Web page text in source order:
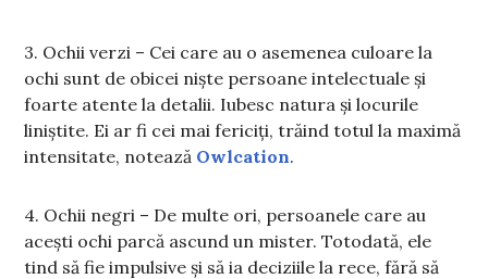
3. Ochii verzi – Cei care au o asemenea culoare la
ochi sunt de obicei niște persoane intelectuale și
foarte atente la detalii. Iubesc natura și locurile
liniștite. Ei ar fi cei mai fericiți, trăind totul la maximă
intensitate, notează Owlcation.
4. Ochii negri – De multe ori, persoanele care au
acești ochi parcă ascund un mister. Totodată, ele
tind să fie impulsive și să ia deciziile la rece, fără să